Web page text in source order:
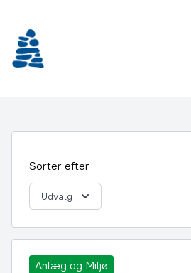
indhold
Sorter efter
Udvalg
Anlæg og Miljø